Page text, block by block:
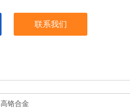
联系我们
高铬合金